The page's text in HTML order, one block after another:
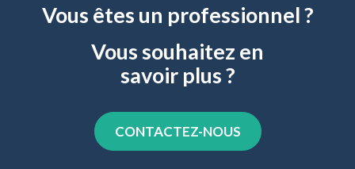
Vous êtes un professionnel ?
Vous souhaitez en
savoir plus ?
CONTACTEZ-NOUS